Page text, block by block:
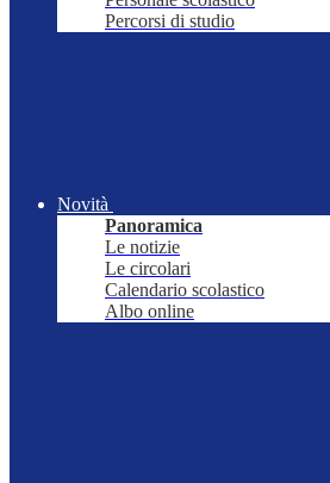
Percorsi di studio
Novità
Panoramica
Le notizie
Le circolari
Calendario scolastico
Albo online